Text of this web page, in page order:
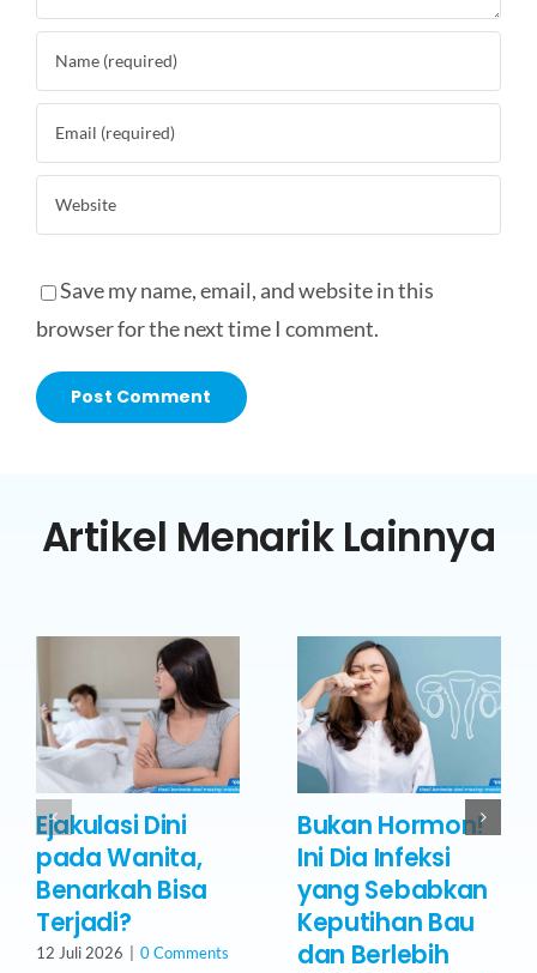
Save my name, email, and website in this
browser for the next time I comment.
Artikel Menarik Lainnya
Ejakulasi Dini
pada Wanita,
Benarkah Bisa
Terjadi?
12 Juli 2026 0 Comments
Bukan Hormon!
Ini Dia Infeksi
yang Sebabkan
Keputihan Bau
dan Berlebih